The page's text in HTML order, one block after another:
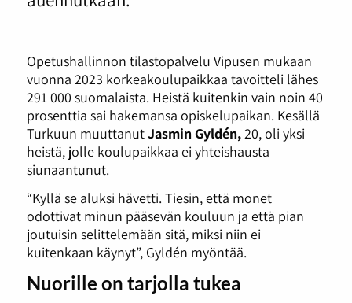
Opetushallinnon tilastopalvelu Vipusen mukaan
vuonna 2023 korkeakoulupaikkaa tavoitteli lähes
291 000 suomalaista. Heistä kuitenkin vain noin 40
prosenttia sai hakemansa opiskelupaikan. Kesällä
Turkuun muuttanutJasmin Gyldén,20, oli yksi
heistä, jolle koulupaikkaa ei yhteishausta
siunaantunut.
“Kyllä se aluksi hävetti. Tiesin, että monet
odottivat minun pääsevän kouluun ja että pian
joutuisin selittelemään sitä, miksi niin ei
kuitenkaan käynyt”, Gyldén myöntää.
Nuorille on tarjolla tukea